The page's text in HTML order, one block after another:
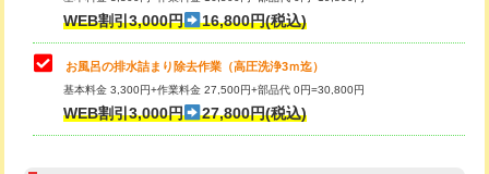
小便器トイレ脱着
その他部品の脱着 8,800円～
交換・取付（タンク）
WEB割引3,000円 16,800円(税込)
お風呂の排水詰まり除去作業（高圧洗浄3ｍ迄）
基本料金 3,300円+作業料金 27,500円+部品代 0円=30,800円
WEB割引3,000円 27,800円(税込)